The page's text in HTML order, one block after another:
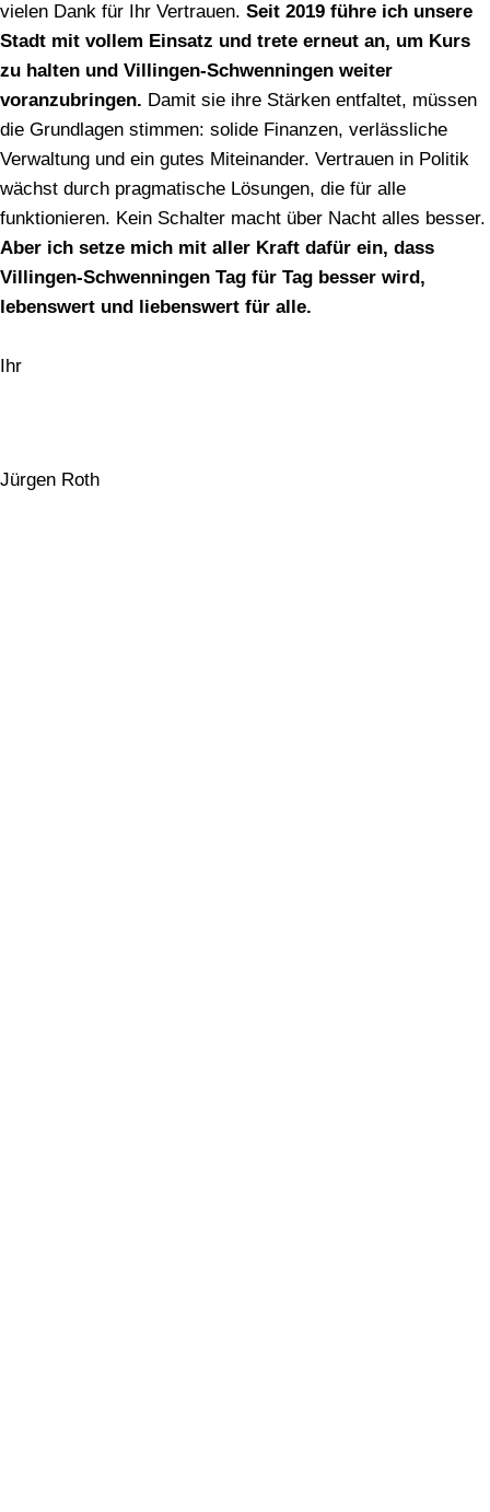
vielen Dank für Ihr Vertrauen. Seit 2019 führe ich unsere
Stadt mit vollem Einsatz und trete erneut an, um Kurs
zu halten und Villingen-Schwenningen weiter
voranzubringen. Damit sie ihre Stärken entfaltet, müssen
die Grundlagen stimmen: solide Finanzen, verlässliche
Verwaltung und ein gutes Miteinander. Vertrauen in Politik
wächst durch pragmatische Lösungen, die für alle
funktionieren. Kein Schalter macht über Nacht alles besser.
Aber ich setze mich mit aller Kraft dafür ein, dass
Villingen-Schwenningen Tag für Tag besser wird,
lebenswert und liebenswert für alle.
Ihr
Jürgen Roth